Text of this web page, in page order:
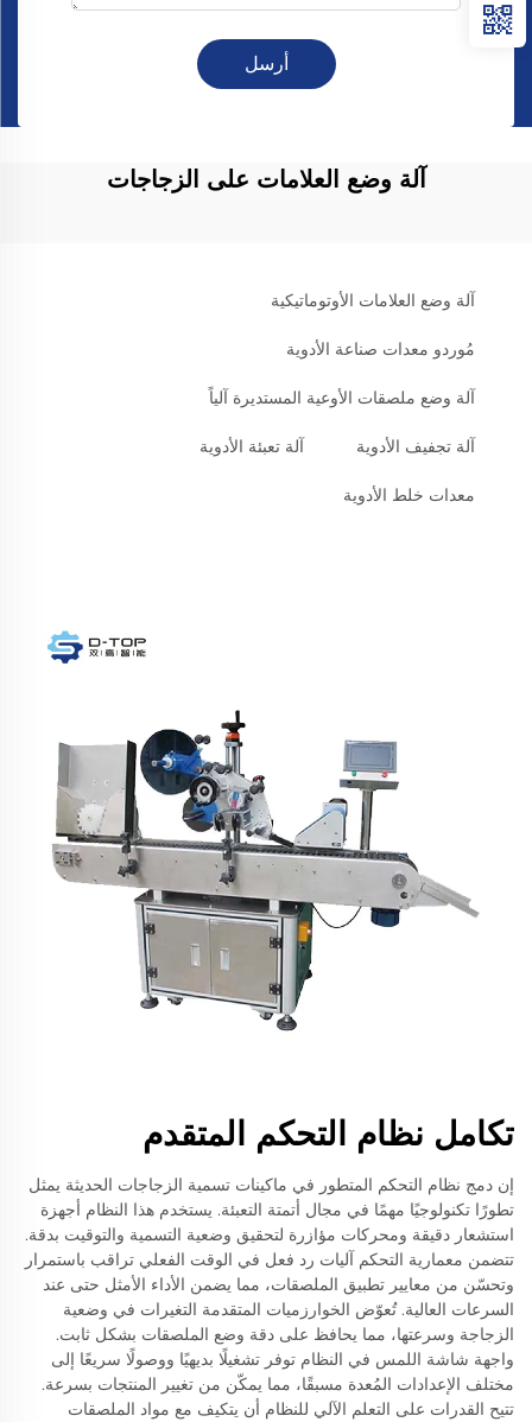
أرسل
آلة وضع العلامات على الزجاجات
آلة وضع العلامات الأوتوماتيكية
مُوردو معدات صناعة الأدوية
آلة وضع ملصقات الأوعية المستديرة آلياً
آلة تجفيف الأدوية آلة تعبئة الأدوية
معدات خلط الأدوية
تكامل نظام التحكم المتقدم
إن دمج نظام التحكم المتطور في ماكينات تسمية الزجاجات الحديثة يمثل
تطورًا تكنولوجيًا مهمًا في مجال أتمتة التعبئة. يستخدم هذا النظام أجهزة
استشعار دقيقة ومحركات مؤازرة لتحقيق وضعية التسمية والتوقيت بدقة.
تتضمن معمارية التحكم آليات رد فعل في الوقت الفعلي تراقب باستمرار
وتحسّن من معايير تطبيق الملصقات، مما يضمن الأداء الأمثل حتى عند
السرعات العالية. تُعوّض الخوارزميات المتقدمة التغيرات في وضعية
الزجاجة وسرعتها، مما يحافظ على دقة وضع الملصقات بشكل ثابت.
واجهة شاشة اللمس في النظام توفر تشغيلًا بديهيًا ووصولًا سريعًا إلى
مختلف الإعدادات المُعدة مسبقًا، مما يمكّن من تغيير المنتجات بسرعة.
تتيح القدرات على التعلم الآلي للنظام أن يتكيف مع مواد الملصقات